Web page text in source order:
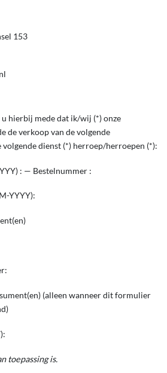
153
hierbij mede dat ik/wij (*) onze
de verkoop van de volgende
dienst (*) herroep/herroepen (*):
: — Bestelnummer :
YYYY):
(alleen wanneer dit formulier
toepassing is.